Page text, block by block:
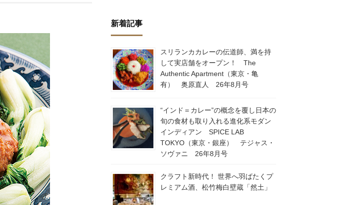
新着記事
スリランカカレーの伝道師、満を持
して実店舗をオープン！ The
Authentic Apartment（東京・亀
有） 奥原直人 26年8月号
“インド＝カレー”の概念を覆し日本の
旬の食材も取り入れる進化系モダン
インディアン SPICE LAB
TOKYO（東京・銀座） テジャス・
ソヴァニ 26年8月号
クラフト新時代！ 世界へ羽ばたくプ
レミアム酒、松竹梅白壁蔵「然土」